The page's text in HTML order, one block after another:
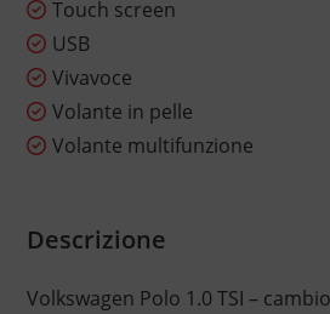
Touch screen
USB
Vivavoce
Volante in pelle
Volante multifunzione
Descrizione
Volkswagen Polo 1.0 TSI –